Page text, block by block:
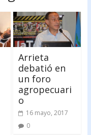
Arrieta
debatió en
un foro
agropecuari
o
16 mayo, 2017
0